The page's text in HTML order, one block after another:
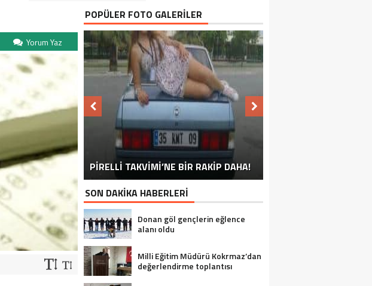
Yorum Yaz
POPÜLER FOTO GALERİLER
PİRELLİ TAKVİMİ’NE BİR RAKİP DAHA!
EN İYİ ‘KURBAN BAYRAMI’ CAPSLERİ!
BUNU SÖYLEMEYEN ESNAF GÖRDÜNÜZ
MÜ?
FOTOĞRAFLARLA HIZAN
FOTOĞRAFLARLA BITLIS
FOTOĞRAFLARLA TATVAN
FOTOĞRAFLARLA GÜROYMAK
FOTOĞRAFLARLA AHLAT
FOTOĞRAFLARLA ADILCEVAZ
FOTOĞRAFLARLA MUTKI
SON DAKİKA HABERLERİ
Donan göl gençlerin eğlence
alanı oldu
Milli Eğitim Müdürü Kokrmaz’dan
değerlendirme toplantısı